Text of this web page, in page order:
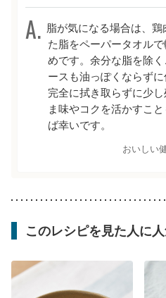
脂が気になる場合は、
た脂をペーパータオル
めです。余分な脂を除
ースも油っぽくならずに
完全に拭き取らずに少
ま味やコクを活かすこ
ば幸いです。
おいしい
このレシピを見た人に